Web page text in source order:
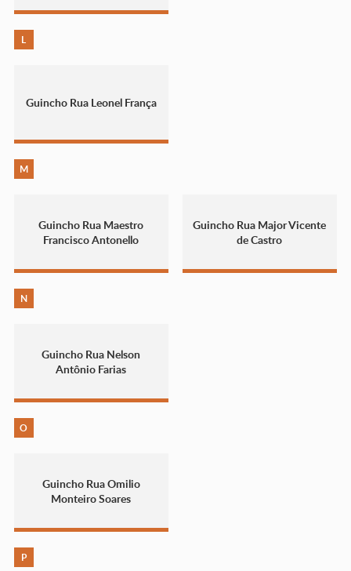
L
Guincho Rua Leonel França
M
Guincho Rua Maestro
Francisco Antonello
Guincho Rua Major Vicente
de Castro
N
Guincho Rua Nelson
Antônio Farias
O
Guincho Rua Omilio
Monteiro Soares
P